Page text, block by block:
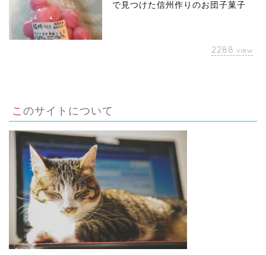
で見つけた信州作りのお団子菓子
2288 view
このサイトについて